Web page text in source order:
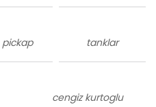
pickap tanklar
cengiz kurtoglu